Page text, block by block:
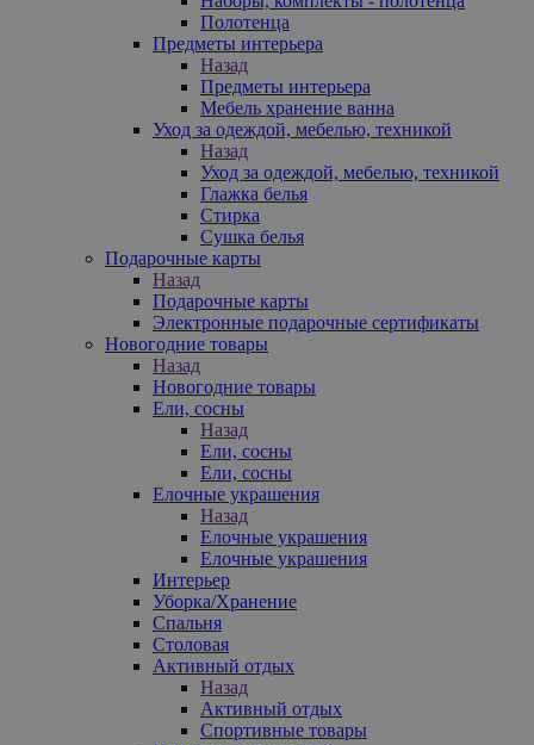
Полотенца
Предметы интерьера
Назад
Предметы интерьера
Мебель хранение ванна
Уход за одеждой, мебелью, техникой
Назад
Уход за одеждой, мебелью, техникой
Глажка белья
Стирка
Сушка белья
Подарочные карты
Назад
Подарочные карты
Электронные подарочные сертификаты
Новогодние товары
Назад
Новогодние товары
Ели, сосны
Назад
Ели, сосны
Ели, сосны
Елочные украшения
Назад
Елочные украшения
Елочные украшения
Интерьер
Уборка/Хранение
Спальня
Столовая
Активный отдых
Назад
Активный отдых
Спортивные товары